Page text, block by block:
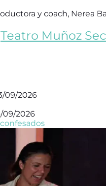
y coach, Nerea
Teatro Muñoz
09/2026
09/2026